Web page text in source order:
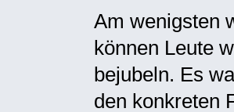
Am wenigsten
können Leute
bejubeln. Es
den konkreten